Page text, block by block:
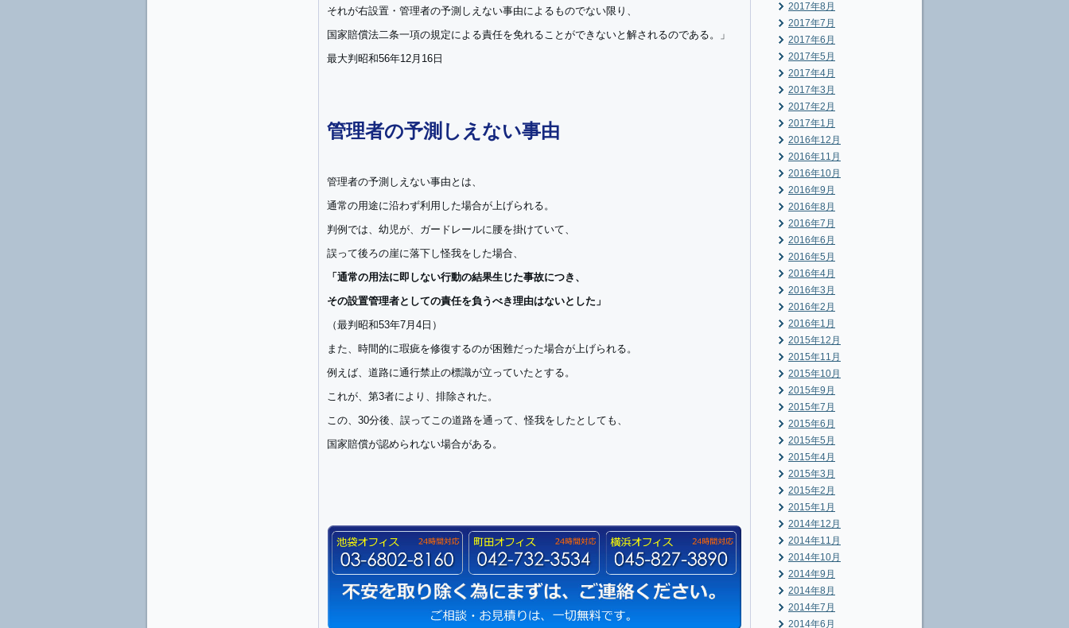
それが右設置・管理者の予測しえない事由によるものでない限り、
国家賠償法二条一項の規定による責任を免れることができないと解されるのである。」
最大判昭和56年12月16日
管理者の予測しえない事由
管理者の予測しえない事由とは、
通常の用途に沿わず利用した場合が上げられる。
判例では、幼児が、ガードレールに腰を掛けていて、
誤って後ろの崖に落下し怪我をした場合、
「通常の用法に即しない行動の結果生じた事故につき、
その設置管理者としての責任を負うべき理由はないとした」
（最判昭和53年7月4日）
また、時間的に瑕疵を修復するのが困難だった場合が上げられる。
例えば、道路に通行禁止の標識が立っていたとする。
これが、第3者により、排除された。
この、30分後、誤ってこの道路を通って、怪我をしたとしても、
国家賠償が認められない場合がある。
2017年8月
2017年7月
2017年6月
2017年5月
2017年4月
2017年3月
2017年2月
2017年1月
2016年12月
2016年11月
2016年10月
2016年9月
2016年8月
2016年7月
2016年6月
2016年5月
2016年4月
2016年3月
2016年2月
2016年1月
2015年12月
2015年11月
2015年10月
2015年9月
2015年7月
2015年6月
2015年5月
2015年4月
2015年3月
2015年2月
2015年1月
2014年12月
2014年11月
2014年10月
2014年9月
2014年8月
2014年7月
2014年6月